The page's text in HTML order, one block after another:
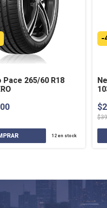
265/60 R18
12en stock
-